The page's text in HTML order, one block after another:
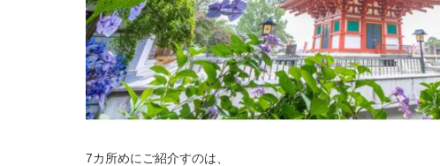
7カ所めにご紹介すのは、